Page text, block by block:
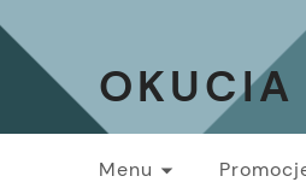
OKUCIA
Menu